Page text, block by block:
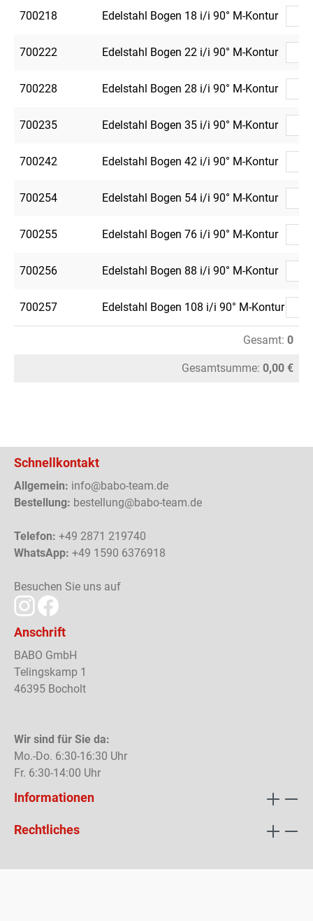
700218 Edelstahl Bogen 18 i/i 90° M-Kontur
700222 Edelstahl Bogen 22 i/i 90° M-Kontur
700228 Edelstahl Bogen 28 i/i 90° M-Kontur
700235 Edelstahl Bogen 35 i/i 90° M-Kontur
700242 Edelstahl Bogen 42 i/i 90° M-Kontur
700254 Edelstahl Bogen 54 i/i 90° M-Kontur
700255 Edelstahl Bogen 76 i/i 90° M-Kontur
700256 Edelstahl Bogen 88 i/i 90° M-Kontur
700257 Edelstahl Bogen 108 i/i 90° M-Kontur
Gesamt: 0
Gesamtsumme: 0,00 €
Schnellkontakt
Allgemein: info@babo-team.de
Bestellung: bestellung@babo-team.de
Telefon: +49 2871 219740
WhatsApp: +49 1590 6376918
Besuchen Sie uns auf
Anschrift
BABO GmbH
Telingskamp 1
46395 Bocholt
Wir sind für Sie da:
Mo.-Do. 6:30-16:30 Uhr
Fr. 6:30-14:00 Uhr
Informationen
Rechtliches